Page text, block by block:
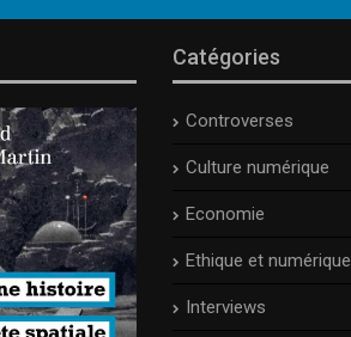
Catégories
Controverses
Culture numérique
Economie
Ethique et numérique
Interviews